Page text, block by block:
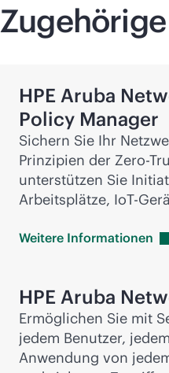
HPE Aruba
Policy Manager
Sichern Sie Ihr
Prinzipien der Zero-
unterstützen Sie
Arbeitsplätze, IoT-
Weitere Informationen
HPE Aruba
Ermöglichen Sie mit
jedem Benutzer,
Anwendung von